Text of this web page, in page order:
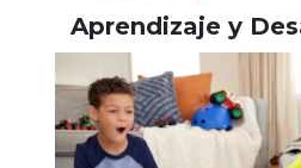
Aprendizaje y